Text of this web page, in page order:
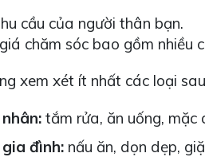
cầu của người thân bạn.
chăm sóc bao gồm
xem xét ít nhất các loại
tắm rửa, ăn uống, mặc
đình: nấu ăn, dọn dẹp,